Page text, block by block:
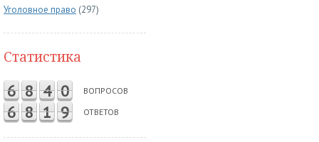
Уголовное право (297)
Статистика
6 8 4 0 ВОПРОСОВ
6 8 1 9 ОТВЕТОВ